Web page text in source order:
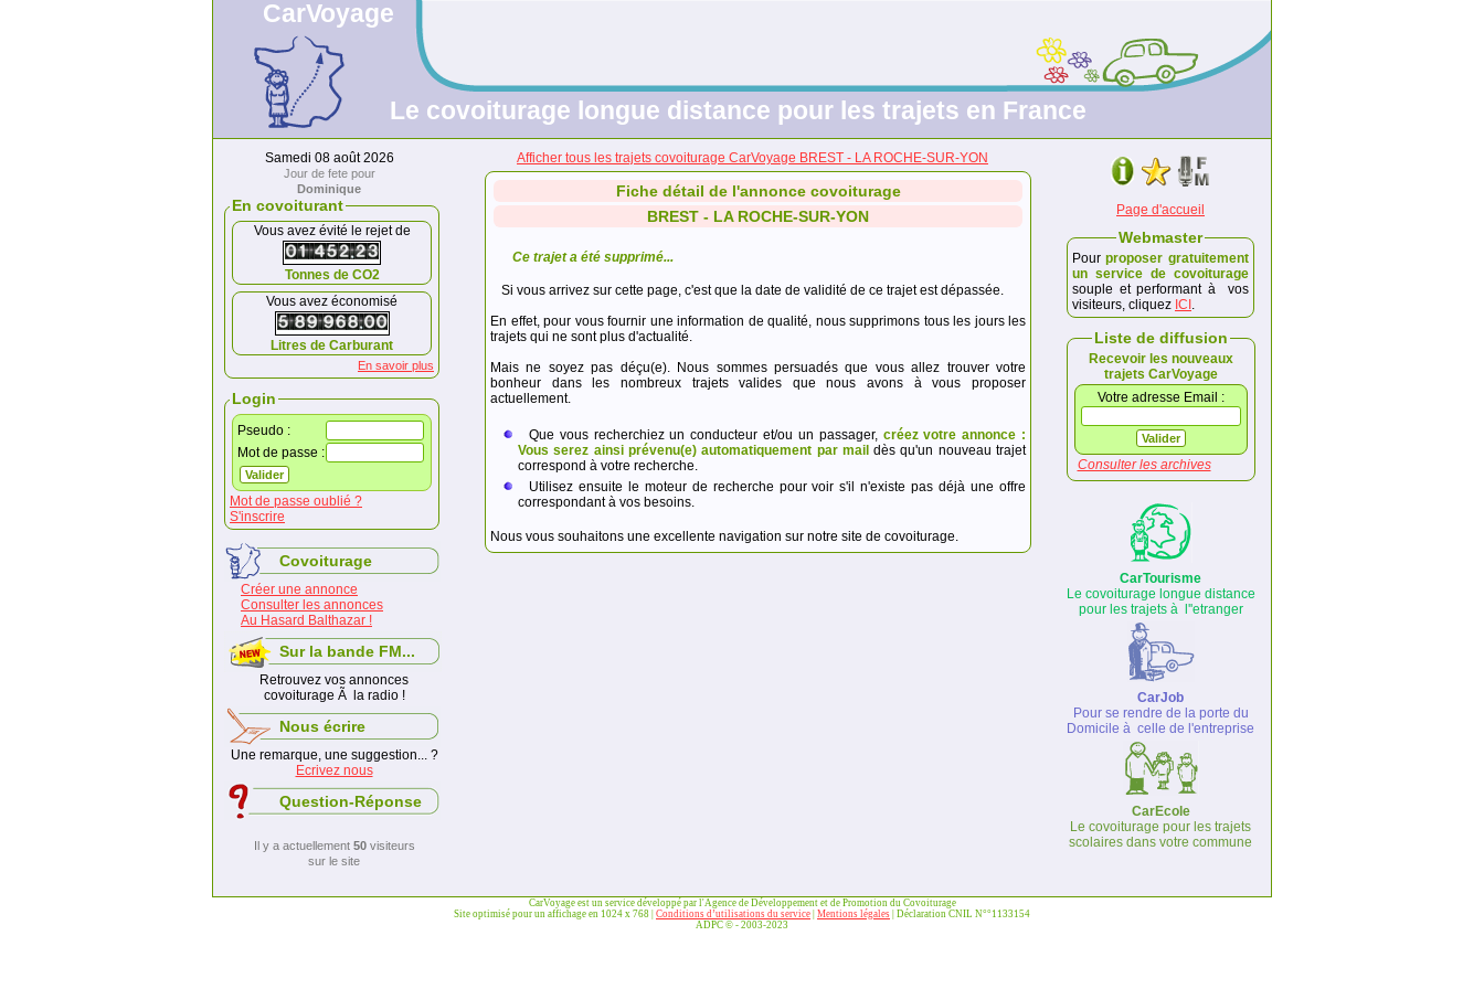
CarVoyage
Le covoiturage longue distance pour les trajets en France
Samedi 08 août 2026
Jour de fete pour
Dominique
En covoiturant
Vous avez évité le rejet de
Tonnes de CO2
Vous avez économisé
Litres de Carburant
En savoir plus
Login
Pseudo :
Mot de passe :
Mot de passe oublié ?
S'inscrire
Covoiturage
Créer une annonce
Consulter les annonces
Au Hasard Balthazar !
Sur la bande FM...
Retrouvez vos annonces
covoiturage Ã la radio !
Nous écrire
Une remarque, une suggestion... ?
Ecrivez nous
Question-Réponse
Il y a actuellement 50visiteurs
sur le site
Afficher tous les trajets covoiturage CarVoyage BREST - LA ROCHE-SUR-YON
Fiche détail de l'annonce covoiturage
BREST - LA ROCHE-SUR-YON
Ce trajet a été supprimé...
Si vous arrivez sur cette page, c'est que la date de validité de ce trajet est dépassée.
En effet, pour vous fournir une information de qualité, nous supprimons tous les jours les
trajets qui ne sont plus d'actualité.
Mais ne soyez pas déçu(e). Nous sommes persuadés que vous allez trouver votre
bonheur dans les nombreux trajets valides que nous avons à vous proposer
actuellement.
Que vous recherchiez un conducteur et/ou un passager, créez votre annonce :
Vous serez ainsi prévenu(e) automatiquement par mail dès qu'un nouveau trajet
correspond à votre recherche.
Utilisez ensuite le moteur de recherche pour voir s'il n'existe pas déjà une offre
correspondant à vos besoins.
Nous vous souhaitons une excellente navigation sur notre site de covoiturage.
Page d'accueil
Webmaster
Pour proposer gratuitement
un service de covoiturage
souple et performant à vos
visiteurs, cliquez ICI .
Liste de diffusion
Recevoir les nouveaux
trajets CarVoyage
Votre adresse Email :
Consulter les archives
CarTourisme
Le covoiturage longue distance
pour les trajets à l''etranger
CarJob
Pour se rendre de la porte du
Domicile à celle de l'entreprise
CarEcole
Le covoiturage pour les trajets
scolaires dans votre commune
CarVoyage est un service développé par l'Agence de Développement et de Promotion du Covoiturage
Site optimisé pour un affichage en 1024 x 768 | Conditions d’utilisations du service Mentions légales | Déclaration CNIL N°°1133154
ADPC © - 2003-2023